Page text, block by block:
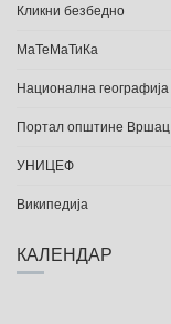
Кликни безбедно
МаТеМаТиКа
Национална географија
Портал општине Вршац
УНИЦЕФ
Википедија
КАЛЕНДАР